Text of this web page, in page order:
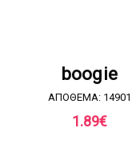
boogie
ΑΠΟΘΕΜΑ: 14901
1.89€